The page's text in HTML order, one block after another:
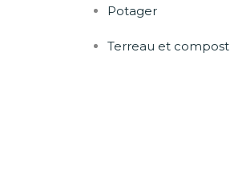
Potager
Terreau et compost